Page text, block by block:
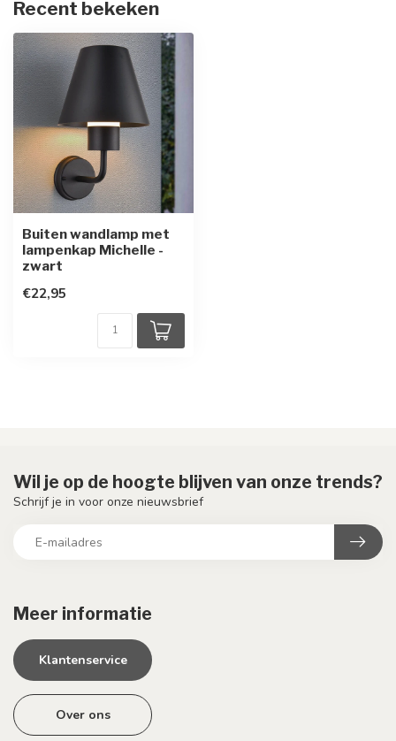
Recent bekeken
Buiten wandlamp met
lampenkap Michelle -
zwart
€22,95
Meer informatie
Klantenservice
Over ons
Wil je op de hoogte blijven van onze trends?
Schrijf je in voor onze nieuwsbrief